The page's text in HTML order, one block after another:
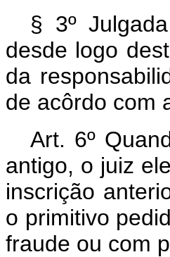
§ 3º
desde logo
da
de acôrdo com
Art. 6º
antigo, o juiz
inscrição
o primitivo
fraude ou com